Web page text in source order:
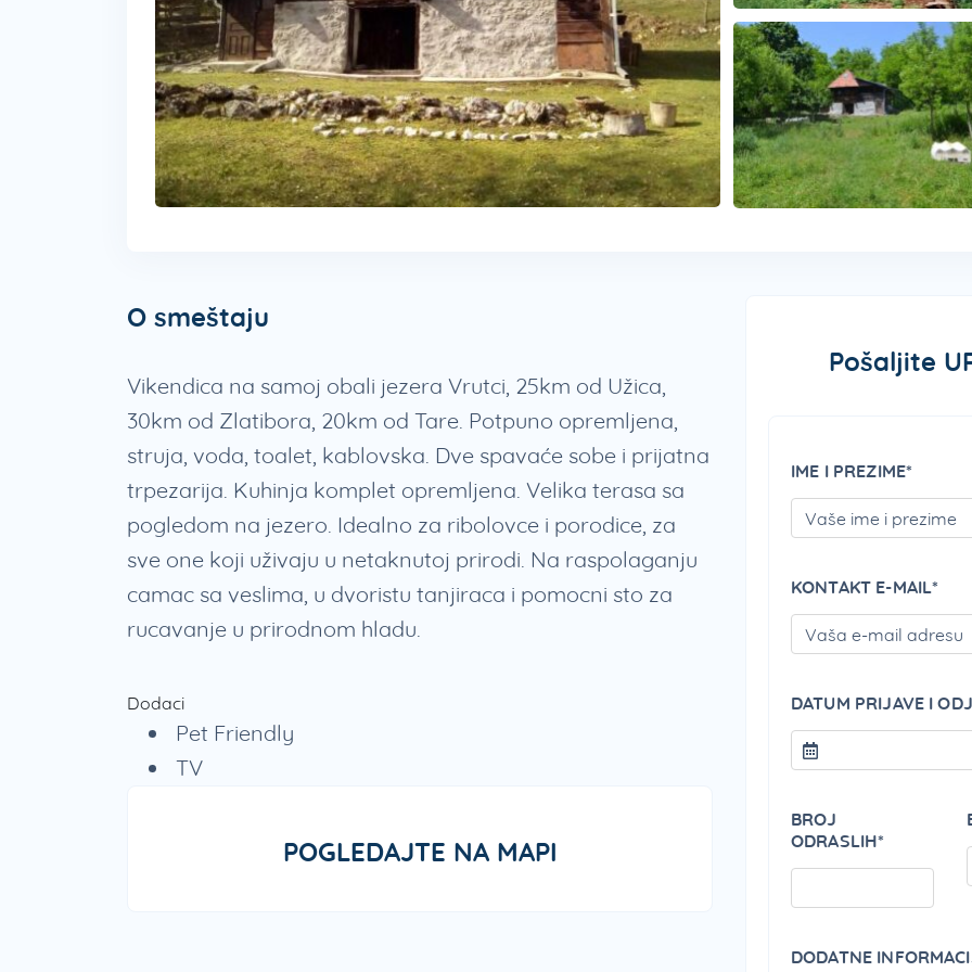
O smeštaju
Vikendica na samoj obali jezera Vrutci, 25km od Užica,
30km od Zlatibora, 20km od Tare. Potpuno opremljena,
struja, voda, toalet, kablovska. Dve spavaće sobe i prijatna
trpezarija. Kuhinja komplet opremljena. Velika terasa sa
pogledom na jezero. Idealno za ribolovce i porodice, za
sve one koji uživaju u netaknutoj prirodi. Na raspolaganju
camac sa veslima, u dvoristu tanjiraca i pomocni sto za
rucavanje u prirodnom hladu.
Dodaci
Pet Friendly
TV
POGLEDAJTE NA MAPI
Pošaljite
IME I PREZIME*
KONTAKT E-MAIL*
DATUM PRIJAVE I
BROJ
ODRASLIH*
DODATNE